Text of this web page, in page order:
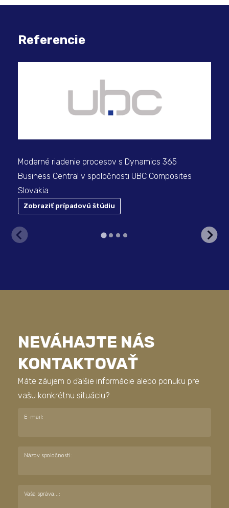
Referencie
Moderné riadenie procesov s Dynamics 365
Business Central v spoločnosti UBC Composites
Slovakia
Zobraziť prípadovú štúdiu
NEVÁHAJTE NÁS
KONTAKTOVAŤ
Máte záujem o ďalšie informácie alebo ponuku pre
vašu konkrétnu situáciu?
E-mail:
Názov spoločnosti:
Vaša správa...: